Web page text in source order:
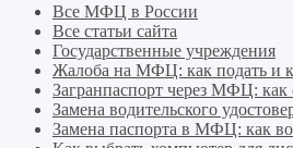
Все МФЦ в России
Все статьи сайта
Государственные учреждения
Жалоба на МФЦ: как подать и
Загранпаспорт через МФЦ: как
Замена водительского
Замена паспорта в МФЦ: как